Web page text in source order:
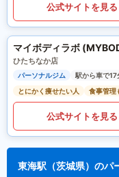
公式サイトを見る
マイボディラボ
ひたちなか店
パーソナルジム
駅から車で17
とにかく痩せたい人
食事管理
公式サイトを見る
東海駅（茨城県）のパ